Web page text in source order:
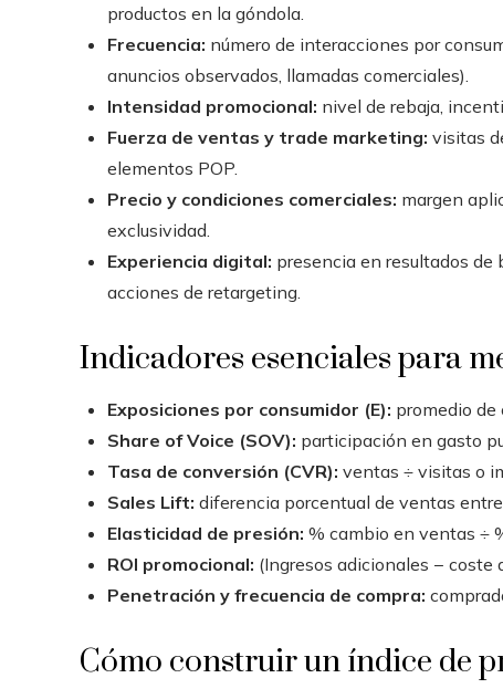
productos en la góndola.
Frecuencia: número de interacciones por
anuncios observados, llamadas comerciales).
Intensidad promocional: nivel de rebaja,
Fuerza de ventas y trade marketing: visitas
elementos POP.
Precio y condiciones comerciales: margen
exclusividad.
Experiencia digital: presencia en resultados de
acciones de retargeting.
Indicadores esenciales para
Exposiciones por consumidor (E): promedio de
Share of Voice (SOV): participación en gasto
Tasa de conversión (CVR): ventas ÷ visitas o
Sales Lift: diferencia porcentual de ventas
Elasticidad de presión: % cambio en ventas ÷
ROI promocional: (Ingresos adicionales − coste
Penetración y frecuencia de compra:
Cómo construir un índice de